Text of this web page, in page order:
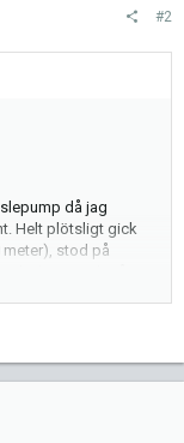
#2
då jag
Helt plötsligt gick
meter), stod på
död igen och går